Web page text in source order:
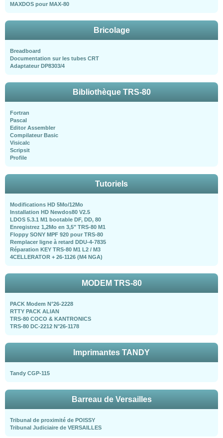
MAXDOS pour MAX-80
Bricolage
Breadboard
Documentation sur les tubes CRT
Adaptateur DP8303/4
Bibliothèque TRS-80
Fortran
Pascal
Editor Assembler
Compilateur Basic
Visicalc
Scripsit
Profile
Tutoriels
Modifications HD 5Mo/12Mo
Installation HD Newdos80 V2.5
LDOS 5.3.1 M1 bootable DF, DD, 80
Enregistrez 1,2Mo en 3,5" TRS-80 M1
Floppy SONY MPF 920 pour TRS-80
Remplacer ligne à retard DDU-4-7835
Réparation KEY TRS-80 M1 L2 / M3
4CELLERATOR + 26-1126 (M4 NGA)
MODEM TRS-80
PACK Modem N°26-2228
RTTY PACK ALIAN
TRS-80 COCO & KANTRONICS
TRS-80 DC-2212 N°26-1178
Imprimantes TANDY
Tandy CGP-115
Barreau de Versailles
Tribunal de proximité de POISSY
Tribunal Judiciaire de VERSAILLES